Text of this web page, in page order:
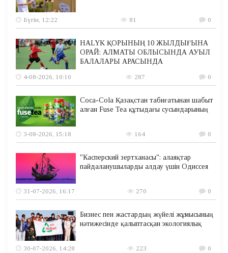
Бүгін, 12:22 81 0
HALYK ҚОРЫНЫҢ 10 ЖЫЛДЫҒЫНА
ОРАЙ: АЛМАТЫ ОБЛЫСЫНДА АУЫЛ
БАЛАЛАРЫ АРАСЫНДА
4-08-2026, 10:10
287 0
Coca-Cola Қазақстан табиғатынан шабыт
алған Fuse Tea құтыдағы сусындарының
3-08-2026, 15:18 164 0
"Касперский зертханасы": алаяқтар
пайдаланушыларды алдау үшін Одиссея
31-07-2026, 16:17 270 0
Бизнес пен жастардың жүйелі жұмысының
нәтижесінде қалыптасқан экологиялық
30-07-2026, 14:28 223 0